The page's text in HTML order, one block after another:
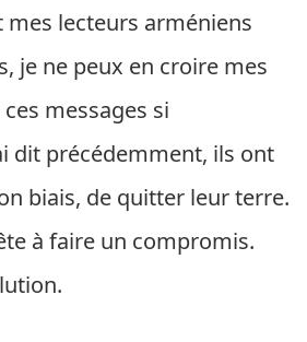
mes lecteurs arméniens
je ne peux en croire mes
messages si
dit précédemment, ils ont
biais, de quitter leur terre.
à faire un compromis.